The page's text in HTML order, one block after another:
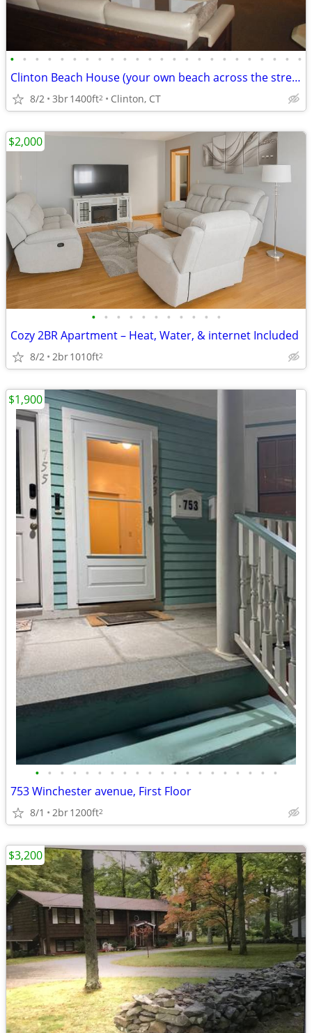
• • • • • • • • • • • • • • • • • • • • • • • •
Clinton Beach House (your own beach across the street), Avail. 9/1/26
8/2 3br1400ft2 Clinton, CT
• • • • • • • • • • •
Cozy 2BR Apartment – Heat, Water, & internet Included
8/2 2br1010ft2
$2,000
• • • • • • • • • • • • • • • • • • • •
753 Winchester avenue, First Floor
8/1 2br1200ft2
$1,900
$3,200